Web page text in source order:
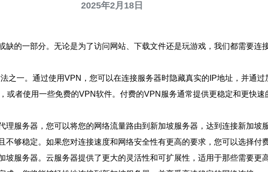
2025年2月18日
的一部分。无论是为了访问网站、下载文件还是玩游戏，我们都需要连
之一。通过使用VPN，您可以在连接服务器时隐藏真实的IP地址，并通过
或者使用一些免费的VPN软件。付费的VPN服务通常提供更稳定和更快
服务器，您可以将您的网络流量路由到新加坡服务器，达到连接新加坡
够稳定。如果您对连接速度和网络安全性有更高的要求，您可以选择付
服务器。云服务器提供了更大的灵活性和可扩展性，适用于那些需要更